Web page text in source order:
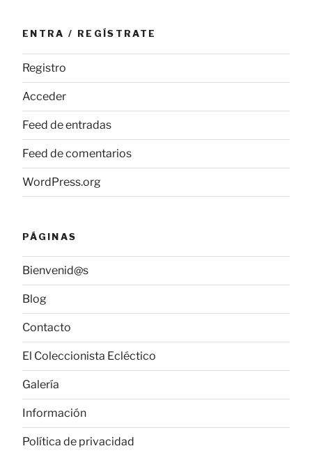
ENTRA / REGÍSTRATE
Registro
Acceder
Feed de entradas
Feed de comentarios
WordPress.org
PÁGINAS
Bienvenid@s
Blog
Contacto
El Coleccionista Ecléctico
Galería
Información
Política de privacidad